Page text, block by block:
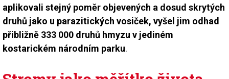
aplikovali stejný poměr objevených a dosud skrytých
druhů jako u parazitických vosiček, vyšel jim odhad
přibližně 333 000 druhů hmyzu v jediném
kostarickém národním parku.